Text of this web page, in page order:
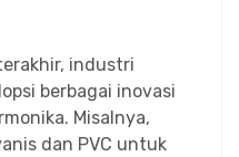
industri
berbagai inovasi
Misalnya,
dan PVC untuk